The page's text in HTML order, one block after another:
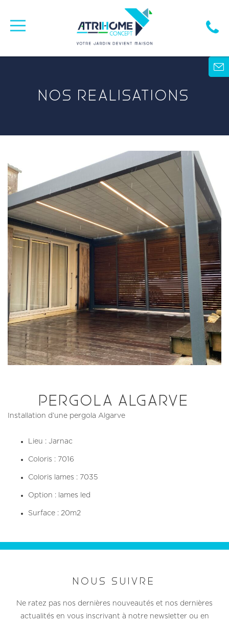
NOS REALISATIONS
PERGOLA ALGARVE
Installation d’une pergola Algarve
Lieu : Jarnac
Coloris : 7016
Coloris lames : 7035
Option : lames led
Surface : 20m2
NOUS SUIVRE
Ne ratez pas nos dernières nouveautés et nos dernières
actualités en vous inscrivant à notre newsletter ou en